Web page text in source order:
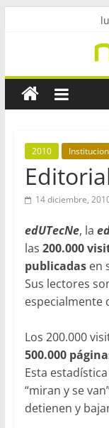
Facultad
Regional
Bahía
Blanca
UTN
2010
14 diciembre,
edUTecNe, la
las 200.000
publicadasen
Sus lectores
especialmente
Los 200.000
500.000
Esta
“miran y se
detienen y